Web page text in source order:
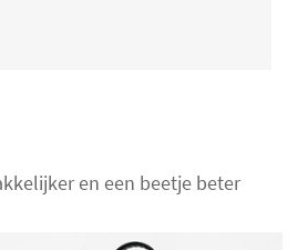
en een beetje beter